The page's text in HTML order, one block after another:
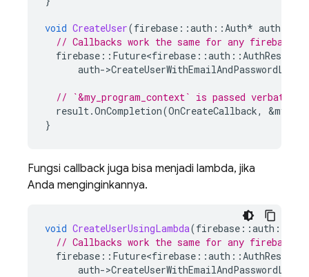
void CreateUser(firebase ::auth ::Auth* auth
// Callbacks work the same for any
firebase :: Future<firebase ::auth ::AuthResult
auth->
// `&my_program_context` is passed verbatim
result.OnCompletion(OnCreateCallback, &
}
Fungsi callback juga bisa menjadi lambda, jika
Anda menginginkannya.
void CreateUserUsingLambda(firebase ::auth ::
// Callbacks work the same for any
firebase :: Future<firebase ::auth ::AuthResult
auth->